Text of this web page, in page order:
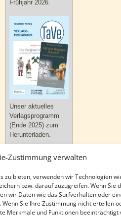
Zustimmung verwalten
zu bieten, verwenden wir Technologien
bzw. darauf zuzugreifen. Wenn Sie
wir Daten wie das Surfverhalten oder
Sie Ihre Zustimmung nicht erteilen
Merkmale und Funktionen beeinträchtigt
Frühjahr 2026.
Unser aktuelles
Verlagsprogramm
(Ende 2025) zum
Herunterladen.
Neue Bücher zu
Thüringen und
Sachsen-Anhalt im